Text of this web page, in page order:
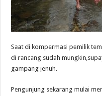
Saat di kompermasi pemilik
di rancang sudah
gampang jenuh.
Pengunjung sekarang mulai